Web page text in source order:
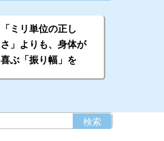
「ミリ単位の正し
さ」よりも、身体が
喜ぶ「振り幅」を